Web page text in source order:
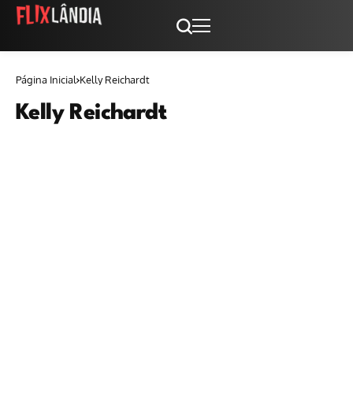
Página Inicial Kelly Reichardt
Kelly Reichardt